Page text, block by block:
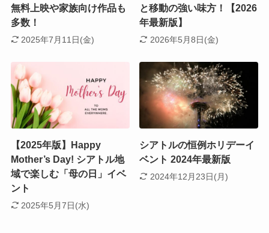
無料上映や家族向け作品も
多数！
2025年7月11日(金)
と移動の強い味方！【2026
年最新版】
2026年5月8日(金)
【2025年版】Happy
Mother’s Day! シアトル地
域で楽しむ「母の日」イベ
ント
2025年5月7日(水)
シアトルの恒例ホリデーイ
ベント 2024年最新版
2024年12月23日(月)